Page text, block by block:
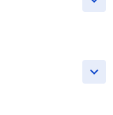
keyboard_arrow_down